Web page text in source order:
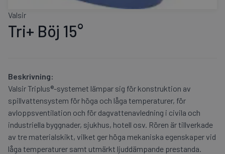
Valsir
Tri+ Böj 15°
Beskrivning:
Valsir Triplus®-systemet lämpar sig för konstruktion av
spillvattensystem för höga och låga temperaturer, för
avloppsventilation och för dagvattenavledning i civila och
industriella byggnader, sjukhus, hotell osv. Rören är tillverkade
av tre materialskikt, vilket ger höga mekaniska egenskaper vid
låga temperaturer samt utmärkt ljuddämpande prestanda.